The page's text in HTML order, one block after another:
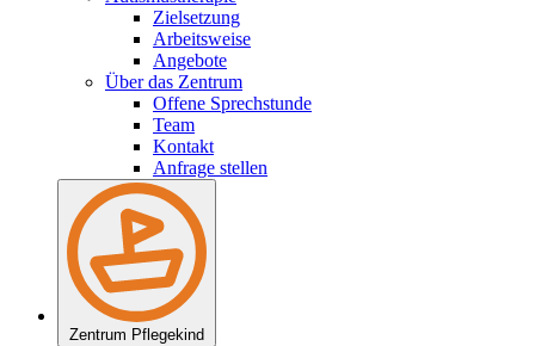
Zielsetzung
Arbeitsweise
Angebote
Über das Zentrum
Offene Sprechstunde
Team
Kontakt
Anfrage stellen
Zentrum Pflegekind